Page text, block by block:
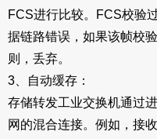
FCS进行比较。FCS校验
据链路错误，如果该帧校
则，丢弃。
3、自动缓存：
存储转发工业交换机通过
网的混合连接。例如，接